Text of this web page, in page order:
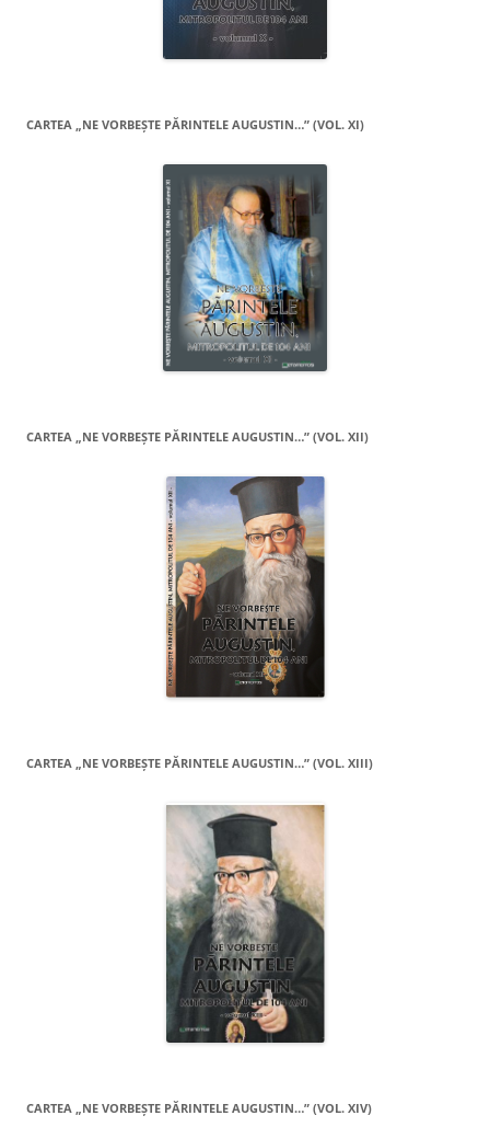
CARTEA „NE VORBEŞTE PĂRINTELE AUGUSTIN…” (VOL. XI)
CARTEA „NE VORBEŞTE PĂRINTELE AUGUSTIN…” (VOL. XII)
CARTEA „NE VORBEŞTE PĂRINTELE AUGUSTIN…” (VOL. XIII)
CARTEA „NE VORBEŞTE PĂRINTELE AUGUSTIN…” (VOL. XIV)